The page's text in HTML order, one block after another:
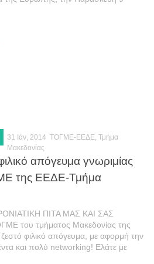
31 Ιάν, 2014 ΤΟΓΜΕ-ΕΕΔΕ, Τμήμα
Μακεδονίας
απόγευμα γνωριμίας
της ΕΕΔΕ-Τμήμα
ΠΙΤΑ ΜΑΣ ΚΑΙ ΣΑΣ
του τμήματος Μακεδονίας της
φιλικό απόγευμα, με αφορμή την
και πολύ networking! Ελάτε με